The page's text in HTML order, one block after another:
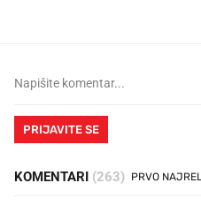
PRIJAVITE SE
KOMENTARI (263)